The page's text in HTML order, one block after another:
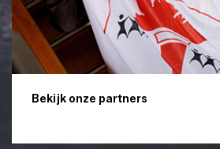
Bekijk onze partners